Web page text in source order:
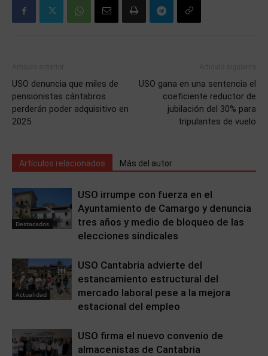
USO denuncia que miles de
pensionistas cántabros
perderán poder adquisitivo en
2025
USO gana en una sentencia el
coeficiente reductor de
jubilación del 30% para
tripulantes de vuelo
Artículos relacionados Más del autor
Destacados
USO irrumpe con fuerza en el
Ayuntamiento de Camargo y denuncia
tres años y medio de bloqueo de las
elecciones sindicales
Actualidad
USO Cantabria advierte del
estancamiento estructural del
mercado laboral pese a la mejora
estacional del empleo
USO firma el nuevo convenio de
almacenistas de Cantabria